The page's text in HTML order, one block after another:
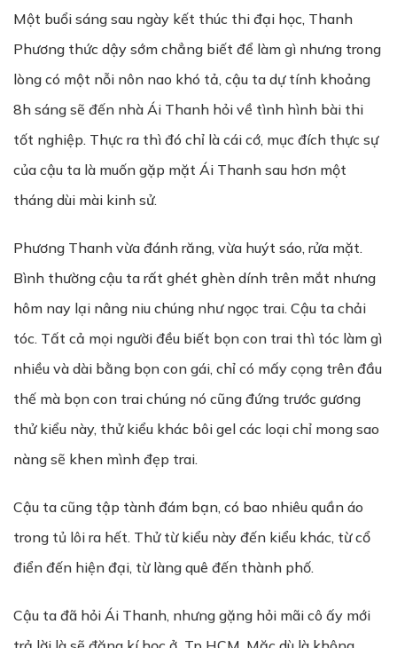
Một buổi sáng sau ngày kết thúc thi đại học, Thanh
Phương thức dậy sớm chẳng biết để làm gì nhưng trong
lòng có một nỗi nôn nao khó tả, cậu ta dự tính khoảng
8h sáng sẽ đến nhà Ái Thanh hỏi về tình hình bài thi
tốt nghiệp. Thực ra thì đó chỉ là cái cớ, mục đích thực sự
của cậu ta là muốn gặp mặt Ái Thanh sau hơn một
tháng dùi mài kinh sử.
Phương Thanh vừa đánh răng, vừa huýt sáo, rửa mặt.
Bình thường cậu ta rất ghét ghèn dính trên mắt nhưng
hôm nay lại nâng niu chúng như ngọc trai. Cậu ta chải
tóc. Tất cả mọi người đều biết bọn con trai thì tóc làm gì
nhiều và dài bằng bọn con gái, chỉ có mấy cọng trên đầu
thế mà bọn con trai chúng nó cũng đứng trước gương
thử kiểu này, thử kiểu khác bôi gel các loại chỉ mong sao
nàng sẽ khen mình đẹp trai.
Cậu ta cũng tập tành đám bạn, có bao nhiêu quần áo
trong tủ lôi ra hết. Thử từ kiểu này đến kiểu khác, từ cổ
điển đến hiện đại, từ làng quê đến thành phố.
Cậu ta đã hỏi Ái Thanh, nhưng gặng hỏi mãi cô ấy mới